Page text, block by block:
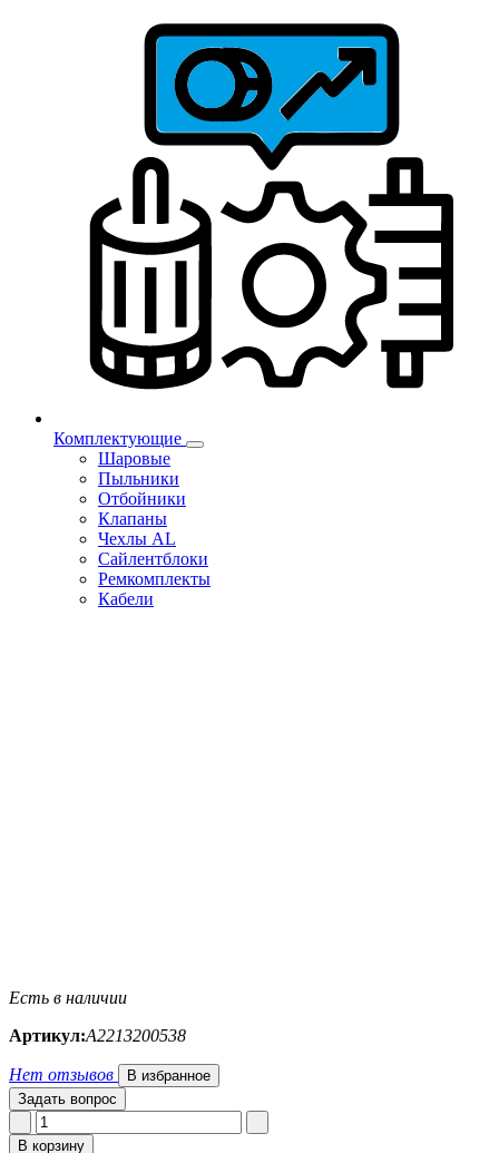
Комплектующие
Шаровые
Пыльники
Отбойники
Клапаны
Чехлы AL
Сайлентблоки
Ремкомплекты
Кабели
Есть в наличии
Артикул:A2213200538
Нет отзывов
В избранное
Задать вопрос
В корзину